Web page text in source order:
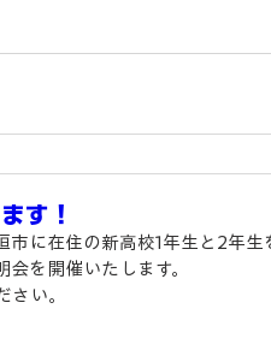
す！
に在住の新高校1年生と2年
を開催いたします。
さい。